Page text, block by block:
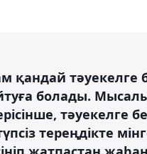
тәуекелге
болады.
тәуекелге
тереңдікте